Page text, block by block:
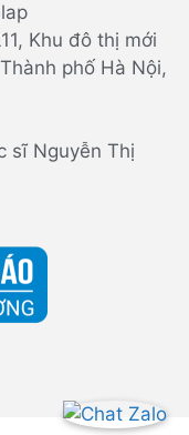
Khu đô thị mới
phố Hà Nội,
sĩ Nguyễn Thị